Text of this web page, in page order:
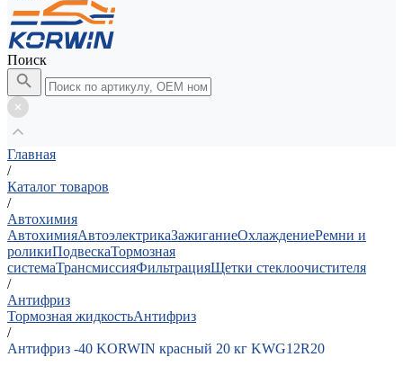
Поиск
Главная
/
Каталог товаров
/
Автохимия
АвтохимияАвтоэлектрикаЗажиганиеОхлаждениеРемни и
роликиПодвескаТормозная
системаТрансмиссияФильтрацияЩетки стеклоочистителя
/
Антифриз
Тормозная жидкостьАнтифриз
/
Антифриз -40 KORWIN красный 20 кг KWG12R20